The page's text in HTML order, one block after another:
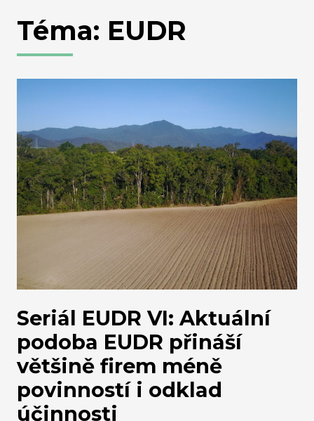
Téma: EUDR
Seriál EUDR VI: Aktuální
podoba EUDR přináší
většině firem méně
povinností i odklad
účinnosti